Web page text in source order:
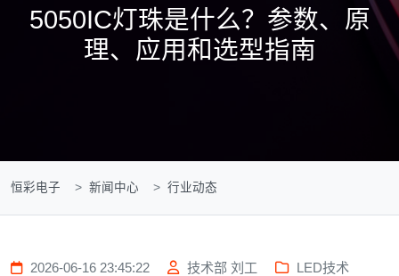
5050IC灯珠是什么？参数、原
理、应用和选型指南
恒彩电子 新闻中心 行业动态
2026-06-16 23:45:22 技术部 刘工
LED技术